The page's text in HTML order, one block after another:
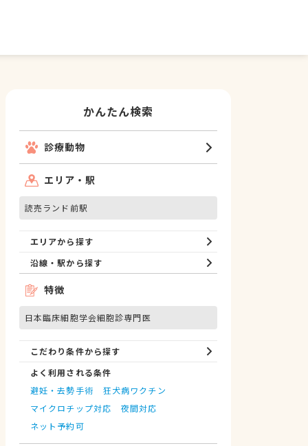
かんたん検索
診療動物
エリア・駅
読売ランド前駅
エリアから探す
沿線・駅から探す
特徴
日本臨床細胞学会細胞診専門医
こだわり条件から探す
よく利用される条件
避妊・去勢手術
狂犬病ワクチン
マイクロチップ対応
夜間対応
ネット予約可